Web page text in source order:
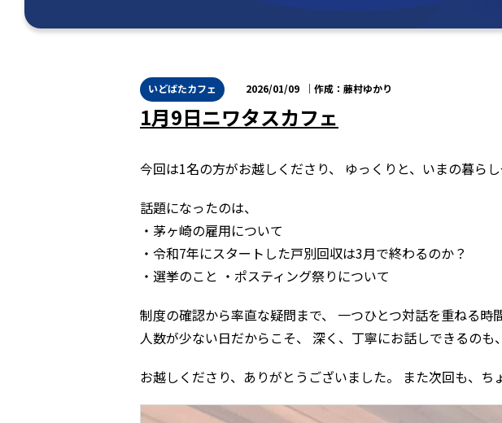
いどばたカフェ 2026/01/09 藤村ゆかり
1月9日ニワタスカフェ
今回は1名の方がお越しくださり、 ゆっくりと、いまの暮ら
話題になったのは、
・茅ヶ崎の雇用について
・令和7年にスタートした戸別回収は3月で終わるのか？
・選挙のこと ・ポスティング祭りについて
制度の確認から率直な疑問まで、 一つひとつ対話を重ねる時
人数が少ない日だからこそ、 深く、丁寧にお話しできるのも
お越しくださり、ありがとうございました。 また次回も、